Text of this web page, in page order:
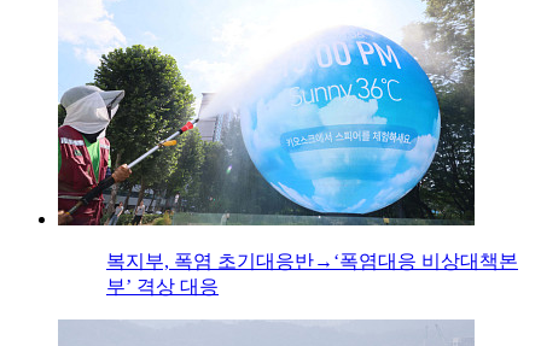
복지부, 폭염 초기대응반→‘폭염대응 비상대책본
부’ 격상 대응